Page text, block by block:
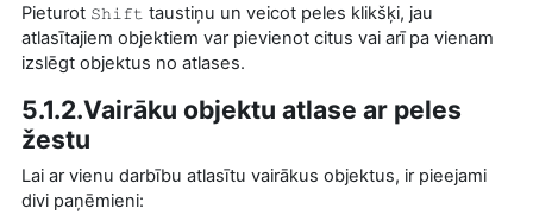
Pieturot Shift taustiņu un veicot peles klikšķi, jau
atlasītajiem objektiem var pievienot citus vai arī pa vienam
izslēgt objektus no atlases.
5.1.2.Vairāku objektu atlase ar peles
žestu
Lai ar vienu darbību atlasītu vairākus objektus, ir pieejami
divi paņēmieni: